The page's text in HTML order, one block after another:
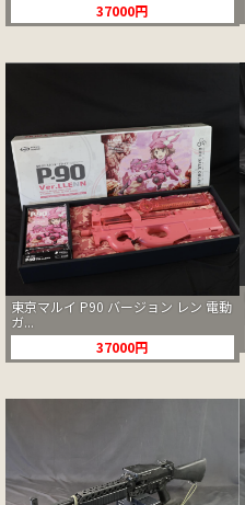
37000円
東京マルイ P90 バージョン レン 電動
ガ...
37000円